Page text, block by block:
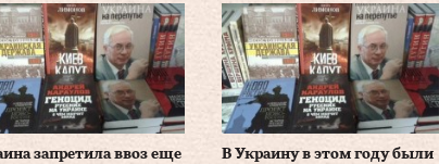
запретила ввоз еще
В Украину в этом году были